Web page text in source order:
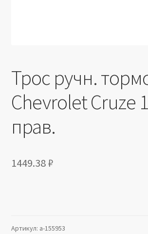
Трос ручн.
Chevrolet Cruze
прав.
1449.38₽
Артикул: a-155953